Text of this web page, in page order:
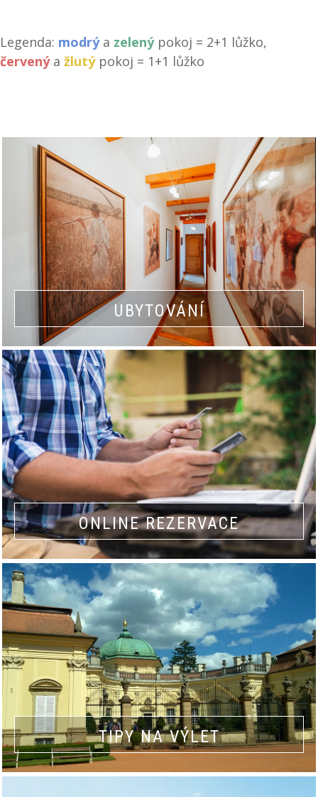
Legenda: modrýa zelenýpokoj = 2+1 lůžko,
červenýa žlutýpokoj = 1+1 lůžko
UBYTOVÁNÍ
ONLINE REZERVACE
TIPY NA VÝLET